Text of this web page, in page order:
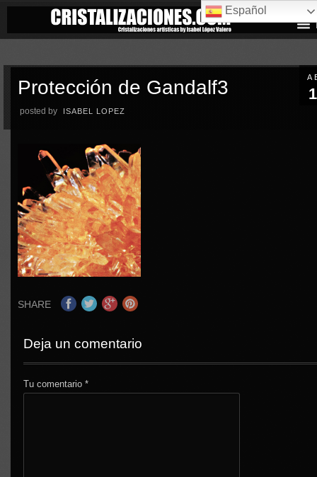
Protección de Gandalf3
posted by ISABEL LOPEZ
SHARE
Deja un comentario
Tu comentario*
Español